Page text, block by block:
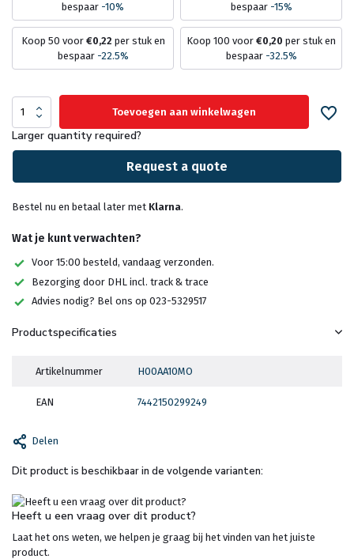
bespaar -10%
bespaar -15%
Koop 50 voor €0,22 per stuk en
bespaar -22.5%
Koop 100 voor €0,20 per stuk en
bespaar -32.5%
Toevoegen aan winkelwagen
Larger quantity required?
Request a quote
Bestel nu en betaal later met Klarna.
Wat je kunt verwachten?
Voor 15:00 besteld, vandaag verzonden.
Bezorging door DHL incl. track & trace
Advies nodig? Bel ons op 023-5329517
Productspecificaties
Artikelnummer H00AA10MO
EAN 7442150299249
Delen
Dit product is beschikbaar in de volgende varianten:
Heeft u een vraag over dit product?
Laat het ons weten, we helpen je graag bij het vinden van het juiste
product.